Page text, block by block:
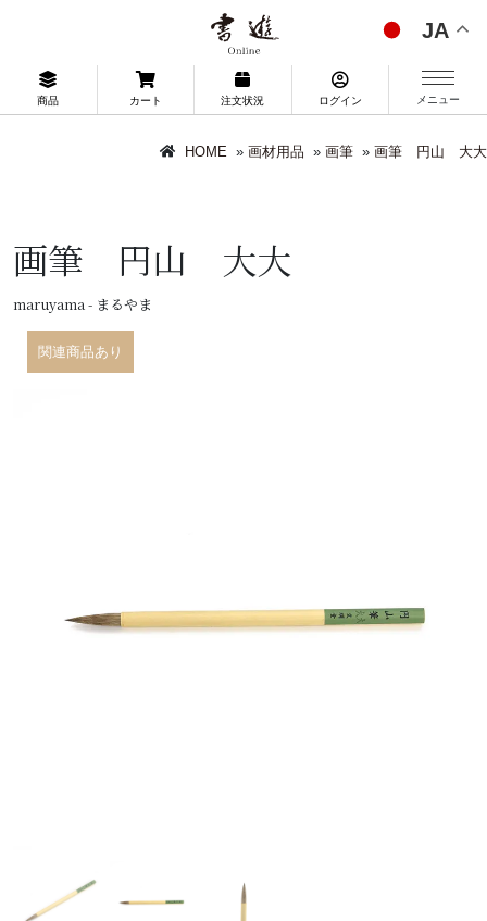
JA
商品 カート 注文状況 ログイン メニュー
HOME » 画材用品 » 画筆 » 画筆 円山 大大
画筆 円山 大大
maruyama - まるやま
関連商品あり